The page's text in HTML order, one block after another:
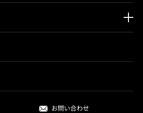
お問い合わせ